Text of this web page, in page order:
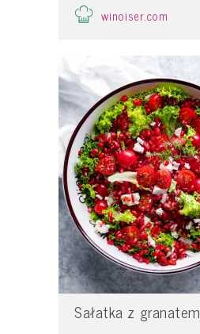
winoiser.com
Sałatka z granatem